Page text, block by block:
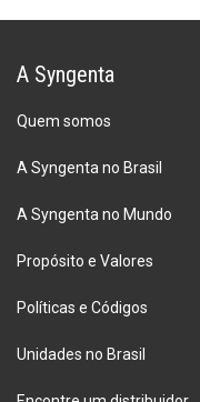
A Syngenta
Quem somos
A Syngenta no Brasil
A Syngenta no Mundo
Propósito e Valores
Políticas e Códigos
Unidades no Brasil